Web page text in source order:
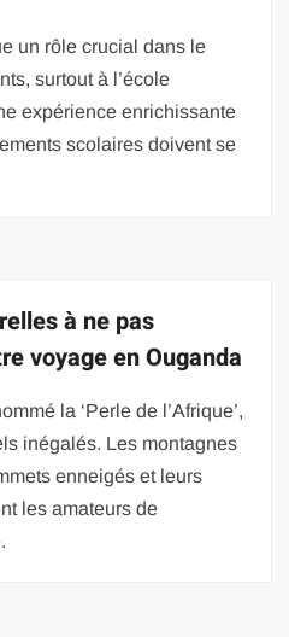
un rôle crucial dans le
surtout à l’école
expérience enrichissante
scolaires doivent se
à ne pas
voyage en Ouganda
la ‘Perle de l’Afrique’,
inégalés. Les montagnes
enneigés et leurs
les amateurs de